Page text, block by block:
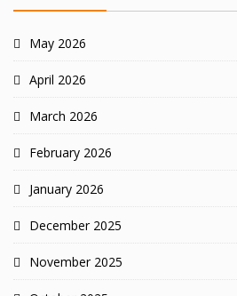
May 2026
April 2026
March 2026
February 2026
January 2026
December 2025
November 2025